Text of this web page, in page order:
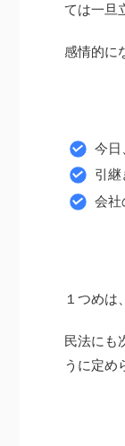
ては一旦
感情的に
今日
引継
会社
１つめは
民法にも
うに定め